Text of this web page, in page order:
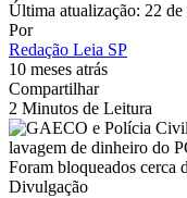
Última atualização: 22
Por
Redação Leia SP
10 meses atrás
Compartilhar
2 Minutos de Leitura
Foram bloqueados cerca
Divulgação